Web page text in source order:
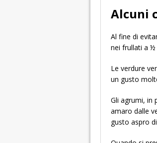
Alcuni
Al fine di
nei frullati a
Le verdure
un gusto
Gli agrumi, in
amaro dalle
gusto aspro